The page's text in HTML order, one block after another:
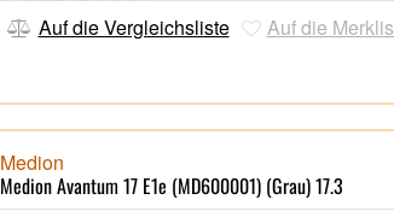
Hintergrundbeleuchtete Tastatur, FHD
1x HDMI 1.4, 2x USB 3.2 Gen 1 Type-C, 2x
USB 3.2 Gen 1, 1x USB 2.0
Windows 11 Home 64 Bit,
Auf die Vergleichsliste Auf die
Medion
Medion Avantum 17 E1e (MD600001) (Grau) 17.3